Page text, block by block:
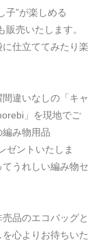
子”が楽しめる
販売いたします。
仕立ててみたり楽
違いなしの「キャ
」を現地でご
み物用品
ゼントいたしま
うれしい編み物セ
品のエコバッグと
心よりお待ちいた